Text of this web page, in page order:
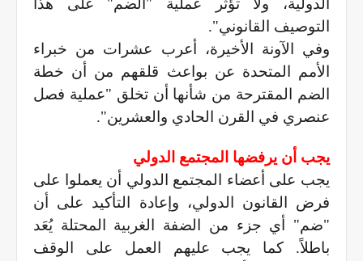
الدولية، ولا تؤثر عملية "الضم" على هذا
التوصيف القانوني".
وفي الآونة الأخيرة، أعرب عشرات من خبراء
الأمم المتحدة عن بواعث قلقهم من أن خطة
الضم المقترحة من شأنها أن تخلق "عملية فصل
عنصري في القرن الحادي والعشرين".
يجب أن يرفضها المجتمع الدولي
يجب على أعضاء المجتمع الدولي أن يعملوا على
فرض القانون الدولي، وإعادة التأكيد على أن
"ضم" أي جزء من الضفة الغربية المحتلة يُعَد
باطلاً. كما يجب عليهم العمل على الوقف